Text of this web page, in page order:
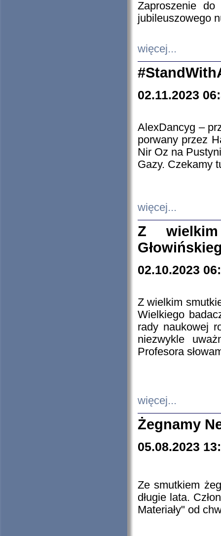
Zaproszenie do
jubileuszowego
więcej...
02.11.2023
AlexDancyg –
porwany przez
Nir Oz na
Gazy. Czekamy
więcej...
Z
02.10.2023
Z wielkim
Wielkiego
rady naukowej
niezwykle
Profesora
więcej...
Żegnamy
05.08.2023
Ze smutkiem
długie lata.
Materiały" od